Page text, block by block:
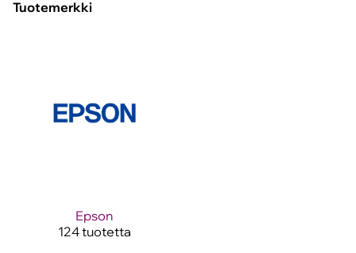
Tuotemerkki
Epson
124 tuotetta